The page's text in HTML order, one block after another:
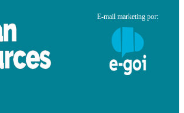
E-mail marketing por: